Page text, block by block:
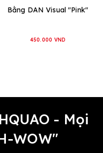
Bằng DAN Visual "Pink"
450.000 VND
- Mọi
WOW"